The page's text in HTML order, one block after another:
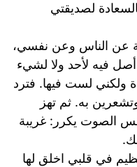
لصديقتي
عن الناس وعن نفسي،
فيه لأحد ولا لشيء
ولكني لست فيها. فترد
به. ثم تهز
الصوت يكرر: غريبة
في قلبي اخلق لها